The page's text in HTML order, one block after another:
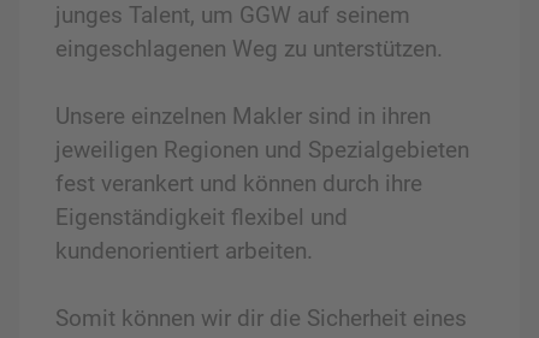
junges Talent, um GGW auf seinem
eingeschlagenen Weg zu unterstützen.
Unsere einzelnen Makler sind in ihren
jeweiligen Regionen und Spezialgebieten
fest verankert und können durch ihre
Eigenständigkeit flexibel und
kundenorientiert arbeiten.
Somit können wir dir die Sicherheit eines